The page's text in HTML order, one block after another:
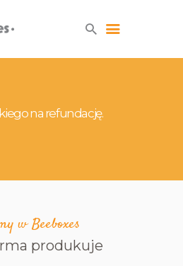
na refundację.
w Beeboxes
produkuje